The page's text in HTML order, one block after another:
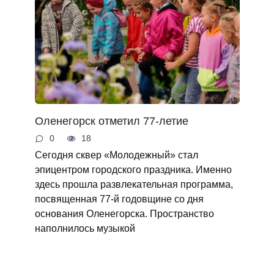
Оленегорск отметил 77-летие
0 18
Сегодня сквер «Молодежный» стал
эпицентром городского праздника. Именно
здесь прошла развлекательная программа,
посвященная 77-й годовщине со дня
основания Оленегорска. Пространство
наполнилось музыкой